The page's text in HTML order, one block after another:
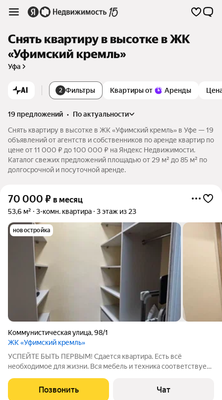
Снять квартиру в высотке в ЖК
«Уфимский кремль»
Уфа
AI 2 Фильтры Квартиры от Аренды
19 предложений •
по актуальности
Снять квартиру в высотке в ЖК «Уфимский кремль» в Уфе — 19
объявлений от агентств и собственников по аренде квартир по
цене от 11 000 ₽ до 100 000 ₽ на Яндекс Недвижимости.
Каталог свежих предложений площадью от 29 м² до 85 м² по
долгосрочной и посуточной аренде.
70 000 ₽ в месяц
53,6 м² 3-комн. квартира 3 этаж из 23
новостройка
Коммунистическая улица,98/1
ЖК «Уфимский кремль»
УСПЕЙТЕ БЫТЬ ПЕРВЫМ! Сдается квартира. Есть всё
необходимое для жизни. Вся мебель и техника соответствует
животными можем обсудить индивидуально на отдельных
условиях. Хорошая транспортная развязка.
Позвонить Чат